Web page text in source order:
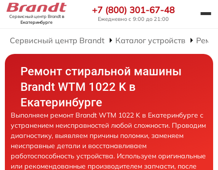
Сервисный центр Brandtв
Екатеринбурге
+7 (800) 301-67-48
Ежедневно с 9:00 до 21:00
Сервисный центр Brandt Каталог устройств
Ремонт стиральной машины
Brandt WTM 1022 K в
Екатеринбурге
Выполняем ремонт Brandt WTM 1022 K в Екатеринбурге с
устранением неисправностей любой сложности. Проводим
диагностику, выявляем причины поломки, заменяем
неисправные детали и восстанавливаем
работоспособность устройства. Используем оригинальные
или рекомендованные производителем запчасти, после